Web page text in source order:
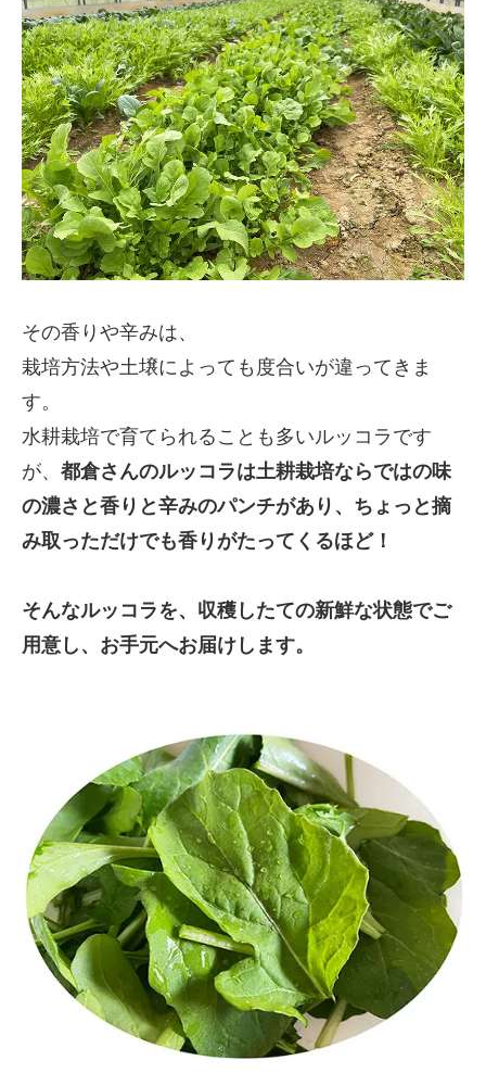
その香りや辛みは、
栽培方法や土壌によっても度合いが違ってきま
す。
水耕栽培で育てられることも多いルッコラです
が、 都倉さんのルッコラは土耕栽培ならではの味
の濃さと香りと辛みのパンチがあり、ちょっと摘
み取っただけでも香りがたってくるほど！
そんなルッコラを、収穫したての新鮮な状態でご
用意し、お手元へお届けします。